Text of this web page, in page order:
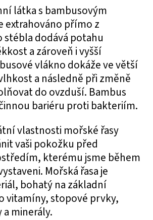
látka s bambusovým
extrahováno přímo z
stébla dodává potahu
a zároveň i vyšší
vlákno dokáže ve větší
a následně při změně
do ovzduší. Bambus
bariéru proti bakteriím.
vlastnosti mořské řasy
vaši pokožku před
kterému jsme během
Mořská řasa je
bohatý na základní
vitamíny, stopové prvky,
minerály.